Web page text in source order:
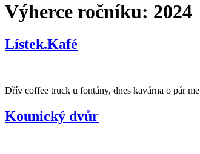
Výherce ročníku: 2024
Lístek.Kafé
Dřív coffee truck u fontány, dnes kavárna o pár
Kounický dvůr